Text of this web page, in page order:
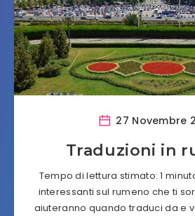
27 Novembre
Traduzioni in
Tempo di lettura stimato: 1
interessanti sul rumeno che ti
aiuteranno quando traduci da e